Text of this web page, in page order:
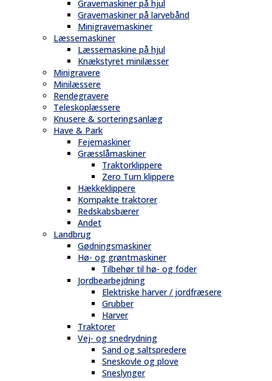
Gravemaskiner på hjul
Gravemaskiner på larvebånd
Minigravemaskiner
Læssemaskiner
Læssemaskine på hjul
Knækstyret minilæsser
Minigravere
Minilæssere
Rendegravere
Teleskoplæssere
Knusere & sorteringsanlæg
Have & Park
Fejemaskiner
Græsslåmaskiner
Traktorklippere
Zero Turn klippere
Hækkeklippere
Kompakte traktorer
Redskabsbærer
Andet
Landbrug
Gødningsmaskiner
Hø- og grøntmaskiner
Tilbehør til hø- og foder
Jordbearbejdning
Elektriske harver / jordfræsere
Grubber
Harver
Traktorer
Vej- og snedrydning
Sand og saltspredere
Sneskovle og plove
Sneslynger